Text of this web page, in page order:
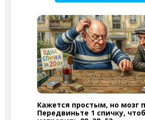
Кажется простым, но мозг
Передвиньте 1 спичку,